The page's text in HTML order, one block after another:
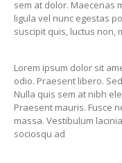
sem at dolor. Maecenas
ligula vel nunc egestas
suscipit quis, luctus non,
Lorem ipsum dolor sit
odio. Praesent libero.
Nulla quis sem at nibh
Praesent mauris. Fusce
massa. Vestibulum
sociosqu ad